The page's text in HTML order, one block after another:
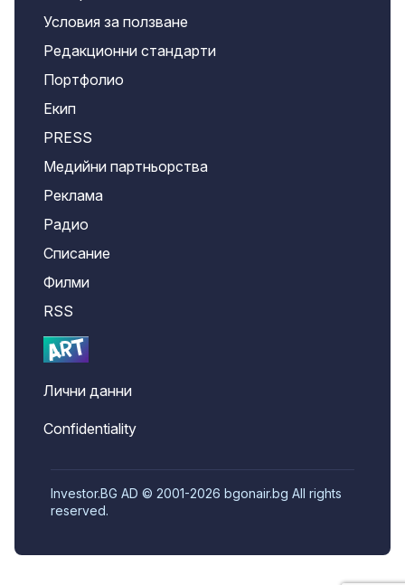
Условия за ползване
Редакционни стандарти
Портфолио
Екип
PRESS
Медийни партньорства
Реклама
Радио
Списание
Филми
RSS
Лични данни
Confidentiality
Investor.BG AD © 2001-2026 bgonair.bg All rights
reserved.